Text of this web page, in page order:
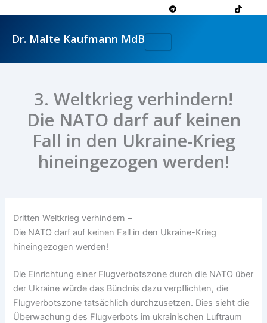
springen
Dr. Malte Kaufmann MdB
3. Weltkrieg verhindern!
Die NATO darf auf keinen
Fall in den Ukraine-Krieg
hineingezogen werden!
Dritten Weltkrieg verhindern –
Die NATO darf auf keinen Fall in den Ukraine-Krieg
hineingezogen werden!
Die Einrichtung einer Flugverbotszone durch die NATO über
der Ukraine würde das Bündnis dazu verpflichten, die
Flugverbotszone tatsächlich durchzusetzen. Dies sieht die
Überwachung des Flugverbots im ukrainischen Luftraum